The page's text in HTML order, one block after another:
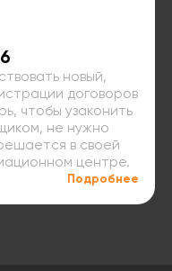
новый,
договоров
чтобы узаконить
не нужно
в своей
центре.
Подробнее